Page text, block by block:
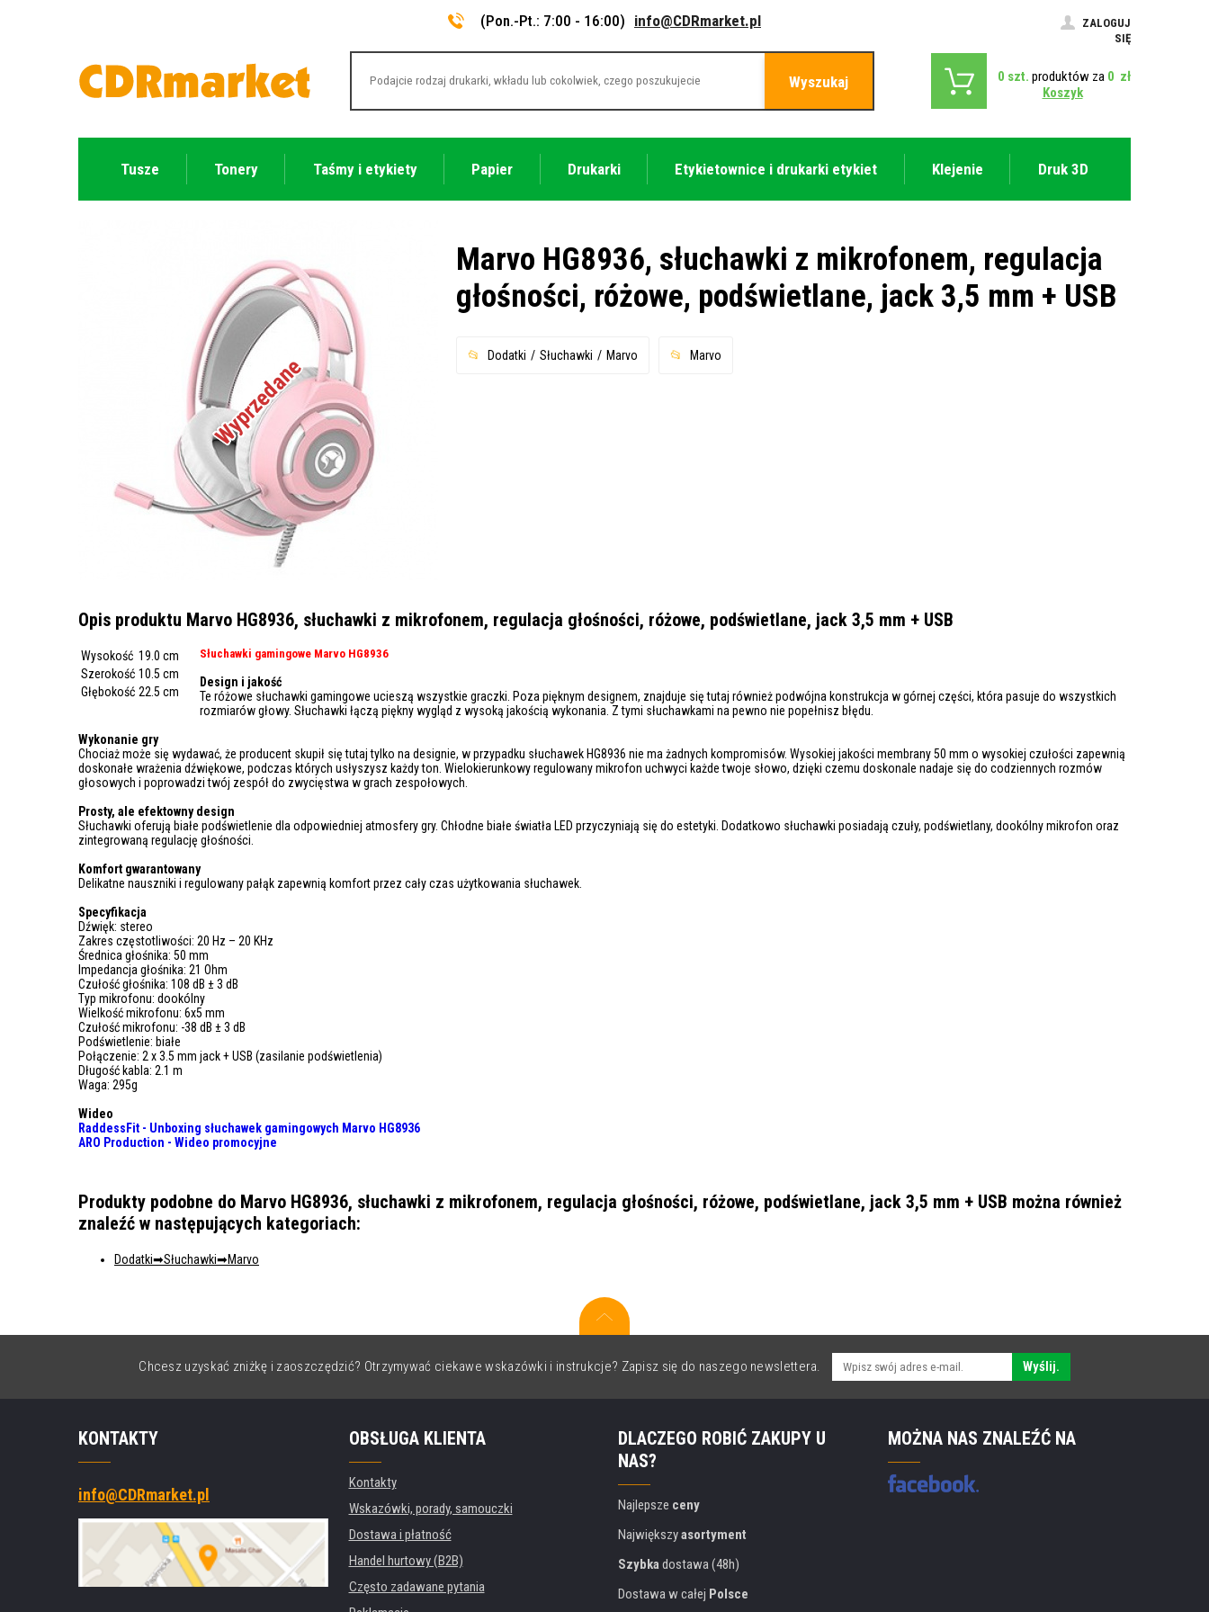
(Pon.-Pt.: 7:00 - 16:00) info@CDRmarket.pl
ZALOGUJ
SIĘ
Wyszukaj 0 szt. produktów za 0 zł
Koszyk
Tusze Tonery Taśmy i etykiety Papier Drukarki Etykietownice i drukarki etykiet Klejenie Druk 3D
Wyprzedane
Marvo HG8936, słuchawki z mikrofonem, regulacja
głośności, różowe, podświetlane, jack 3,5 mm + USB
Dodatki Słuchawki Marvo Marvo
Opis produktu Marvo HG8936, słuchawki z mikrofonem, regulacja głośności, różowe, podświetlane, jack 3,5 mm + USB
Wysokość 19.0 cm
Szerokość 10.5 cm
Głębokość 22.5 cm
Słuchawki gamingowe Marvo HG8936
Design i jakość
Te różowe słuchawki gamingowe ucieszą wszystkie graczki. Poza pięknym designem, znajduje się tutaj również podwójna konstrukcja w górnej części, która pasuje do wszystkich
rozmiarów głowy. Słuchawki łączą piękny wygląd z wysoką jakością wykonania. Z tymi słuchawkami na pewno nie popełnisz błędu.
Wykonanie gry
Chociaż może się wydawać, że producent skupił się tutaj tylko na designie, w przypadku słuchawek HG8936 nie ma żadnych kompromisów. Wysokiej jakości membrany 50 mm o wysokiej czułości zapewnią
doskonałe wrażenia dźwiękowe, podczas których usłyszysz każdy ton. Wielokierunkowy regulowany mikrofon uchwyci każde twoje słowo, dzięki czemu doskonale nadaje się do codziennych rozmów
głosowych i poprowadzi twój zespół do zwycięstwa w grach zespołowych.
Prosty, ale efektowny design
Słuchawki oferują białe podświetlenie dla odpowiedniej atmosfery gry. Chłodne białe światła LED przyczyniają się do estetyki. Dodatkowo słuchawki posiadają czuły, podświetlany, dookólny mikrofon oraz
zintegrowaną regulację głośności.
Komfort gwarantowany
Delikatne nauszniki i regulowany pałąk zapewnią komfort przez cały czas użytkowania słuchawek.
Specyfikacja
Dźwięk: stereo
Zakres częstotliwości: 20 Hz – 20 KHz
Średnica głośnika: 50 mm
Impedancja głośnika: 21 Ohm
Czułość głośnika: 108 dB ± 3 dB
Typ mikrofonu: dookólny
Wielkość mikrofonu: 6x5 mm
Czułość mikrofonu: -38 dB ± 3 dB
Podświetlenie: białe
Połączenie: 2 x 3.5 mm jack + USB (zasilanie podświetlenia)
Długość kabla: 2.1 m
Waga: 295g
Wideo
RaddessFit - Unboxing słuchawek gamingowych Marvo HG8936
ARO Production - Wideo promocyjne
Produkty podobne do Marvo HG8936, słuchawki z mikrofonem, regulacja głośności, różowe, podświetlane, jack 3,5 mm + USB można również
znaleźć w następujących kategoriach:
Dodatki Słuchawki Marvo
Chcesz uzyskać zniżkę i zaoszczędzić? Otrzymywać ciekawe wskazówki i instrukcje? Zapisz się do naszego newslettera. Wyślij.
KONTAKTY
info@CDRmarket.pl
OBSŁUGA KLIENTA
Kontakty
Wskazówki, porady, samouczki
Dostawa i płatność
Handel hurtowy (B2B)
Często zadawane pytania
DLACZEGO ROBIĆ ZAKUPY U
NAS?
Najlepsze ceny
Największyasortyment
Szybkadostawa (48h)
Dostawa w całej Polsce
MOŻNA NAS ZNALEŹĆ NA